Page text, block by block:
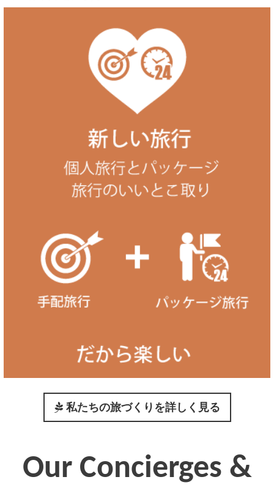
私たちの旅づくりを詳しく見る
Our Concierges &